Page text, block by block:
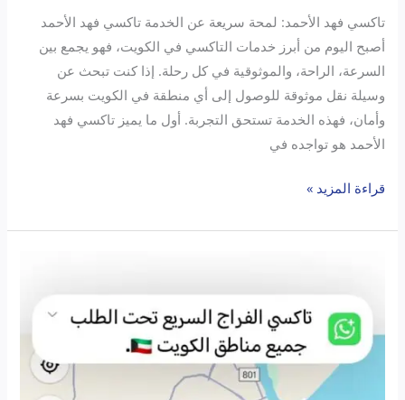
تاكسي فهد الأحمد: لمحة سريعة عن الخدمة تاكسي فهد الأحمد
أصبح اليوم من أبرز خدمات التاكسي في الكويت، فهو يجمع بين
السرعة، الراحة، والموثوقية في كل رحلة. إذا كنت تبحث عن
وسيلة نقل موثوقة للوصول إلى أي منطقة في الكويت بسرعة
وأمان، فهذه الخدمة تستحق التجربة. أول ما يميز تاكسي فهد
الأحمد هو تواجده في
قراءة المزيد »
جميع
مناطق
الكويت: